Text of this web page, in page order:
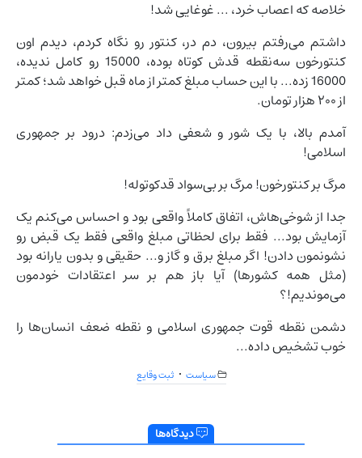
خلاصه که اعصاب خرد، ... غوغایی شد!
داشتم می‌رفتم بیرون، دم در، کنتور رو نگاه کردم، دیدم اون
کنتورخون سه‌نقطه قدش کوتاه بوده، 15000 رو کامل ندیده،
16000 زده... با این حساب مبلغ کمتر از ماه قبل خواهد شد؛ کمتر
از ۲۰۰ هزار تومان.
آمدم بالا، با یک شور و شعفی داد می‌زدم: درود بر جمهوری
اسلامی!
مرگ بر کنتورخون! مرگ بر بی‌سواد قدکوتوله!
جدا از شوخی‌هاش، اتفاق کاملاً واقعی بود و احساس می‌کنم یک
آزمایش بود... فقط برای لحظاتی مبلغ واقعی فقط یک قبض رو
نشونمون دادن! اگر مبلغ برق و گاز و... حقیقی و بدون یارانه بود
(مثل همه کشورها) آیا باز هم بر سر اعتقادات خودمون
می‌موندیم!؟
دشمن نقطه قوت جمهوری اسلامی و نقطه ضعف انسان‌ها را
خوب تشخیص داده...
سیاست ثبت وقایع
دیدگاه‌ها